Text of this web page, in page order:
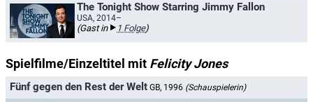
The Tonight Show Starring Jimmy Fallon
USA, 2014–
(Gast in 1 Folge)
Spielfilme/Einzeltitel mit Felicity Jones
Fünf gegen den Rest der Welt GB, 1996 (Schauspielerin)